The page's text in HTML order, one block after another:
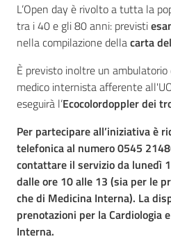
L’Open day è rivolto a tutta la
tra i 40 e gli 80 anni: previsti
nella compilazione dellacarta
È previsto inoltre un
medico internista afferente
eseguirà l’Ecocolordoppler dei
Per partecipare all’iniziativa è
telefonica al numero 0545
contattare il servizio da lunedì
dalle ore 10 alle 13 (sia per le
che di Medicina Interna). La
prenotazioni per la Cardiologia
Interna.